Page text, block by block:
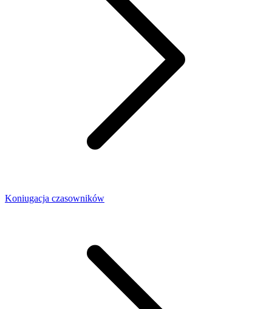
Koniugacja czasowników